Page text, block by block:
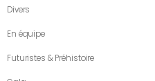
Divers
En équipe
Futuristes & Préhistoire